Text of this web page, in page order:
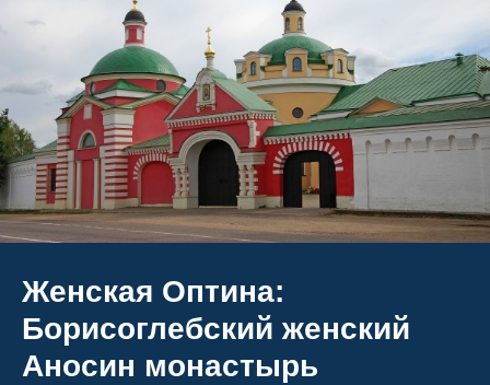
Женская Оптина:
Борисоглебский женский
Аносин монастырь